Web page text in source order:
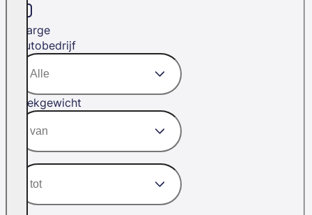
Marge
Autobedrijf
Trekgewicht